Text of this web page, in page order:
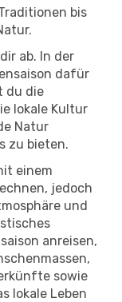
bis
ab. In der
dafür
du die
lokale Kultur
Natur
zu bieten.
einem
jedoch
und
anreisen,
sowie
lokale Leben